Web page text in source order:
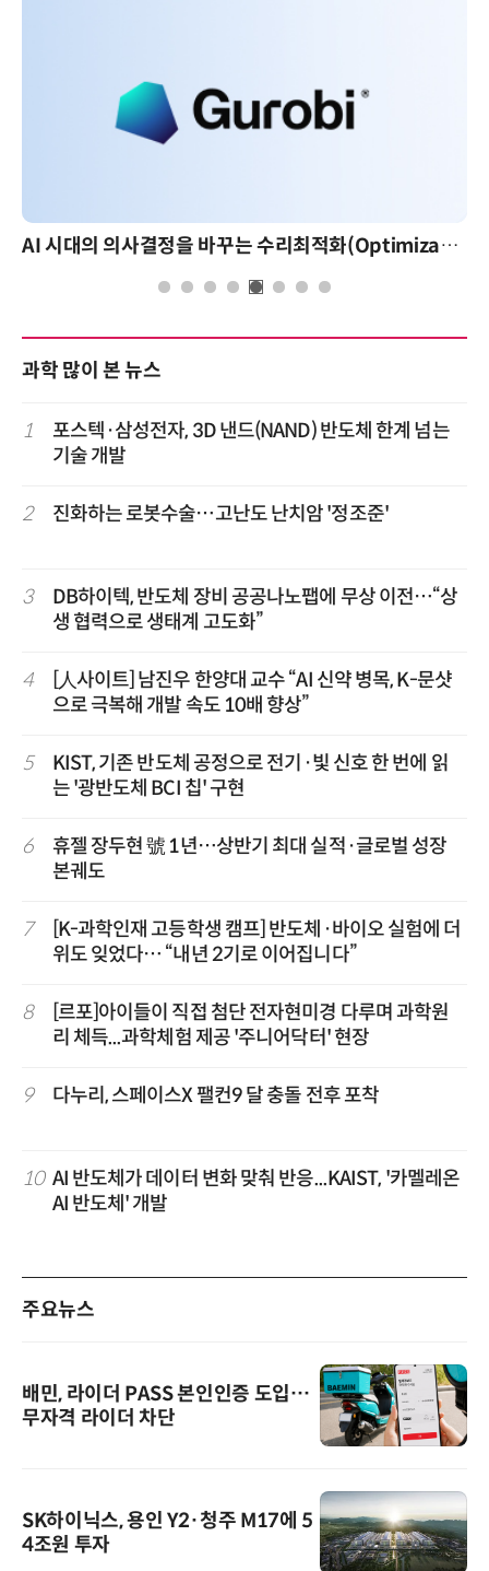
AI 시대의 의사결정을 바꾸는 수리최적화(Optimization): 실제 산업 적용 사례와 활용 전략
과학 많이 본 뉴스
1
포스텍·삼성전자, 3D 낸드(NAND) 반도체 한계 넘는
기술 개발
2 진화하는 로봇수술…고난도 난치암 '정조준'
3
DB하이텍, 반도체 장비 공공나노팹에 무상 이전…“상
생 협력으로 생태계 고도화”
4
[人사이트] 남진우 한양대 교수 “AI 신약 병목, K-문샷
으로 극복해 개발 속도 10배 향상”
5
KIST, 기존 반도체 공정으로 전기·빛 신호 한 번에 읽
는 '광반도체 BCI 칩' 구현
6
휴젤 장두현 號 1년…상반기 최대 실적·글로벌 성장
본궤도
7
[K-과학인재 고등학생 캠프] 반도체·바이오 실험에 더
위도 잊었다… “내년 2기로 이어집니다”
8
[르포]아이들이 직접 첨단 전자현미경 다루며 과학원
리 체득...과학체험 제공 '주니어닥터' 현장
9 다누리, 스페이스X 팰컨9 달 충돌 전후 포착
10 AI 반도체가 데이터 변화 맞춰 반응...KAIST, '카멜레온
AI 반도체' 개발
주요뉴스
배민, 라이더 PASS 본인인증 도입…
무자격 라이더 차단
SK하이닉스, 용인 Y2·청주 M17에 5
4조원 투자